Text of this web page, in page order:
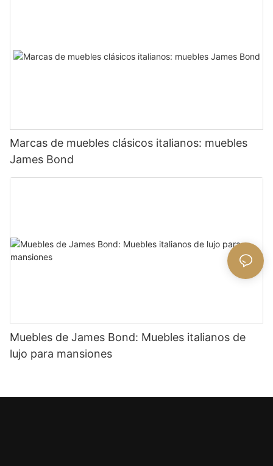
Marcas de muebles clásicos italianos: muebles
James Bond
Muebles de James Bond: Muebles italianos de
lujo para mansiones